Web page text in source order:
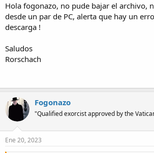
Hola fogonazo, no pude bajar el archivo,
desde un par de PC, alerta que hay un
descarga !
Saludos
Rorschach
Fogonazo
"Qualified exorcist approved by the
Ene 20, 2023